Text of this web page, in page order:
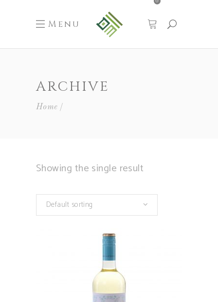
Menu
0
ARCHIVE
Home
Showing the single result
Default sorting